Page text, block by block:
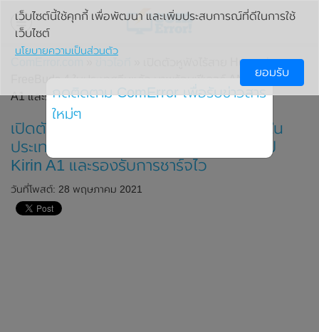
» เปิดตัวหูฟังไร้สาย Huawei
FreeBuds 4 ในประเทศจีนแล้ว มาพร้อมฟีเจอร์ ANC , ชิป Kirin
A1 และรองรับการชาร์จไว
เปิดตัวหูฟังไร้สาย Huawei FreeBuds 4 ใน
ประเทศจีนแล้ว มาพร้อมฟีเจอร์ ANC , ชิป
Kirin A1 และรองรับการชาร์จไว
วันที่โพสต์: 28 พฤษภาคม 2021
เว็บไซต์นี้ใช้คุกกี้ เพื่อพัฒนา และเพิ่มประสบการณ์ที่ดีในการใช้
เว็บไซต์
นโยบายความเป็นส่วนตัว
ยอมรับ
กดติดตาม ComError เพื่อรับข่าวสาร
ใหม่ๆ